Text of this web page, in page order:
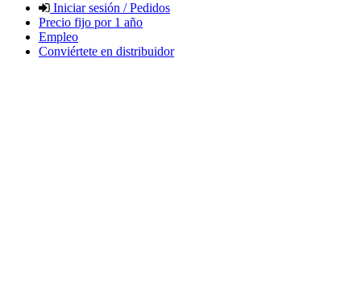
Iniciar sesión / Pedidos
Precio fijo por 1 año
Empleo
Conviértete en distribuidor